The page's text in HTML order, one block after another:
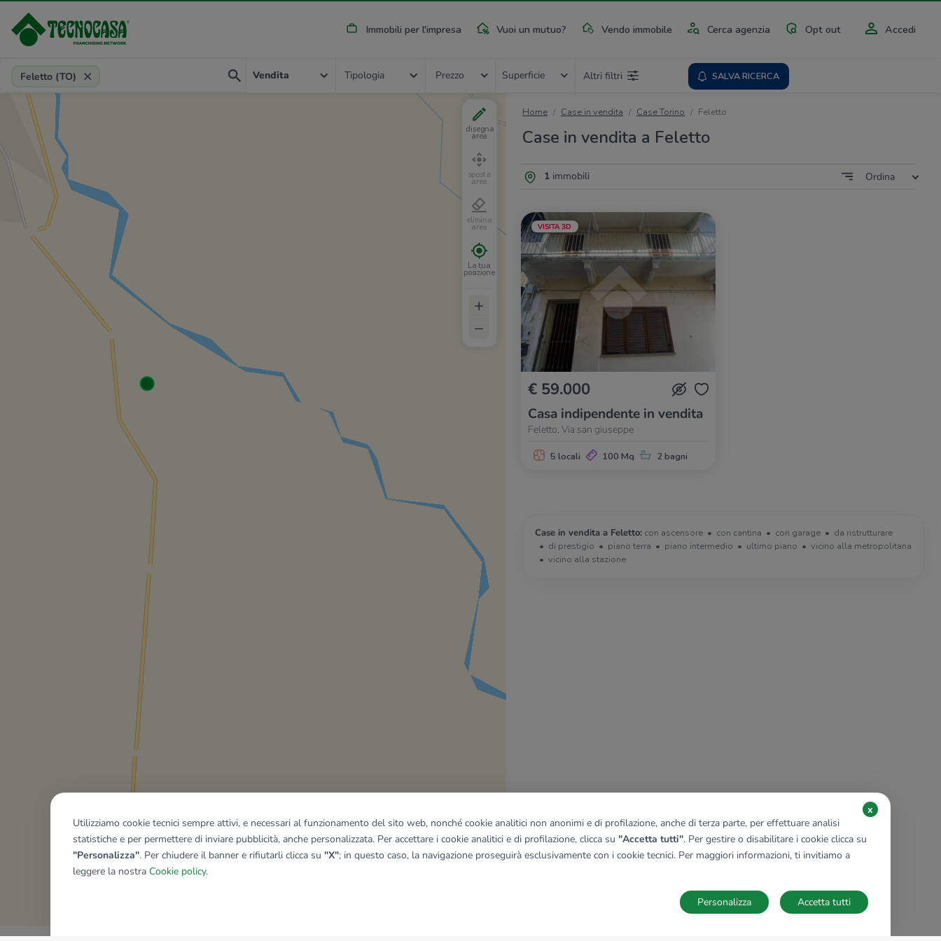
Immobili per l'impresa Vuoi un mutuo? Vendo immobile Cerca agenzia Opt out Accedi
Provincia, comune, zona, riferimento
Feletto (TO) Vendita Tipologia Prezzo Superficie Altri filtri SALVA RICERCA
Home Case in vendita Case Torino Feletto
Case in vendita a Feletto
1immobili Ordina
VISITA 3D
€ 59.000
Casa indipendente in vendita
Feletto, Via san giuseppe
5 locali 100 Mq 2 bagni
Case in vendita a Feletto: con ascensore con cantina con garage
da ristrutturare
di prestigio
piano terra piano intermedio ultimo piano
vicino alla metropolitana
vicino alla stazione
disegna
area
sposta
area
elimina
area
La tua
posizione
+
–
Mostra tutti gli immobili del riquadro
Utilizziamo cookie tecnici sempre attivi, e necessari al funzionamento del sito web, nonché cookie analitici non anonimi e di profilazione, anche di terza parte, per effettuare analisi
statistiche e per permettere di inviare pubblicità, anche personalizzata. Per accettare i cookie analitici e di profilazione, clicca su "Accetta tutti". Per gestire o disabilitare i cookie clicca su
"Personalizza". Per chiudere il banner e rifiutarli clicca su "X"; in questo caso, la navigazione proseguirà esclusivamente con i cookie tecnici. Per maggiori informazioni, ti invitiamo a
leggere la nostra Cookie policy.
x
Accetta tutti
Personalizza